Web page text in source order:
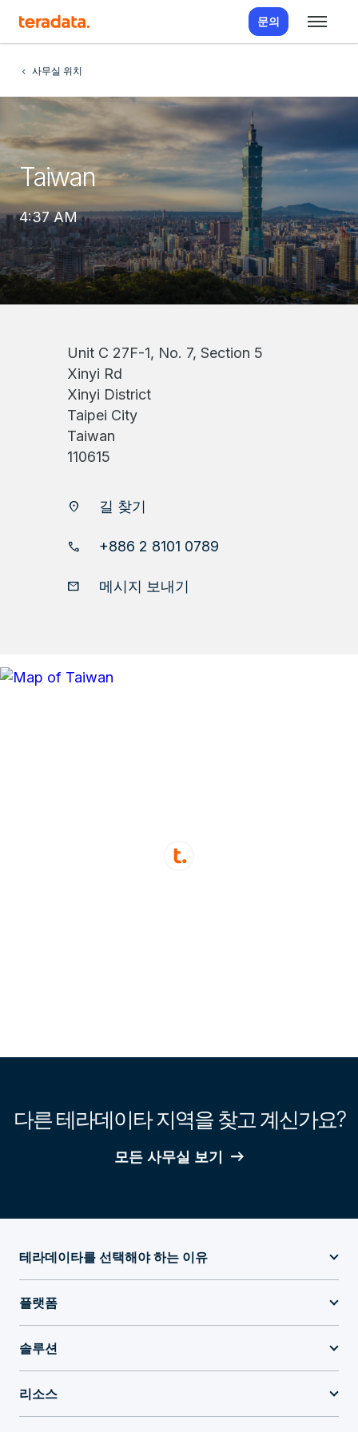
문의
사무실 위치
Taiwan
4:37 AM
Unit C 27F-1, No. 7, Section 5
Xinyi Rd
Xinyi District
Taipei City
Taiwan
110615
location_on 길 찾기
phone +886 2 8101 0789
email 메시지 보내기
다른 테라데이타 지역을 찾고 계신가요?
모든 사무실 보기
테라데이타를 선택해야 하는 이유
플랫폼
솔루션
리소스